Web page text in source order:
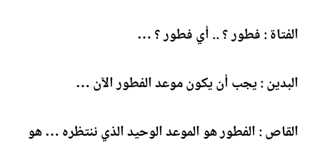
الفتاة : فطور ؟ .. أي فطور ؟ …
البدين : يجب أن يكون موعد الفطور الآن …
القاص : الفطور هو الموعد الوحيد الذي ننتظره … هو